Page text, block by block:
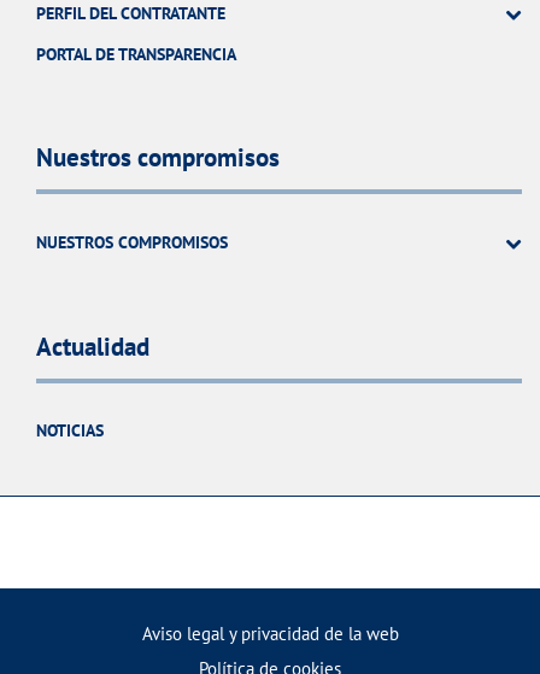
PERFIL DEL CONTRATANTE
PORTAL DE TRANSPARENCIA
Nuestros compromisos
NUESTROS COMPROMISOS
Actualidad
NOTICIAS
Aviso legal y privacidad de la web
Política de cookies